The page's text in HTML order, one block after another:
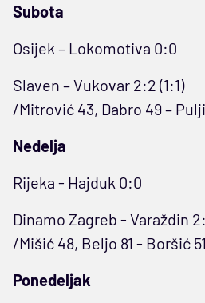
Subota
Osijek – Lokomotiva 0:0
Slaven – Vukovar 2:2 (1:1)
/Mitrović 43, Dabro 49 –
Nedelja
Rijeka - Hajduk 0:0
Dinamo Zagreb - Varaždin
/Mišić 48, Beljo 81 - Boršić
Ponedeljak